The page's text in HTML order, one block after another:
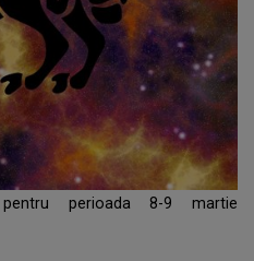
pentru perioada 8-9 martie